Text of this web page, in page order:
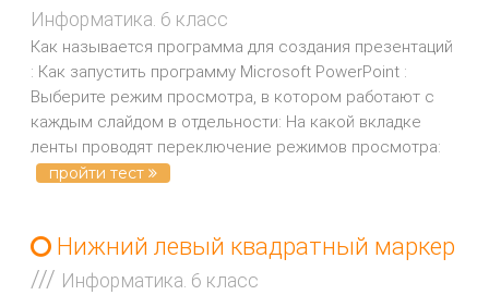
Информатика. 6 класс
Как называется программа для создания презентаций
: Как запустить программу Microsoft PowerPoint :
Выберите режим просмотра, в котором работают с
каждым слайдом в отдельности: На какой вкладке
ленты проводят переключение режимов просмотра:
пройти тест
Нижний левый квадратный маркер
/// Информатика. 6 класс